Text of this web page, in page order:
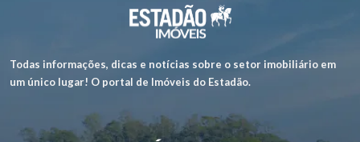
Todas informações, dicas e notícias sobre o setor imobiliário em
um único lugar! O portal de Imóveis do Estadão.